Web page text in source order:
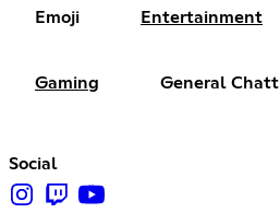
Emoji Entertainment
Gaming General
Social